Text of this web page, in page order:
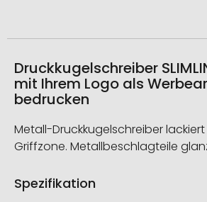
Druckkugelschreiber
mit Ihrem Logo als
bedrucken
Metall-Druckkugelschreiber
Griffzone. Metallbeschlagteile
Spezifikation